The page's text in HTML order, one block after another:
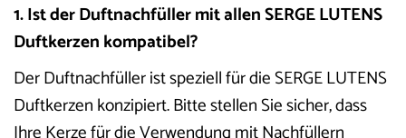
1. Ist der Duftnachfüller mit allen SERGE LUTENS
Duftkerzen kompatibel?
Der Duftnachfüller ist speziell für die SERGE LUTENS
Duftkerzen konzipiert. Bitte stellen Sie sicher, dass